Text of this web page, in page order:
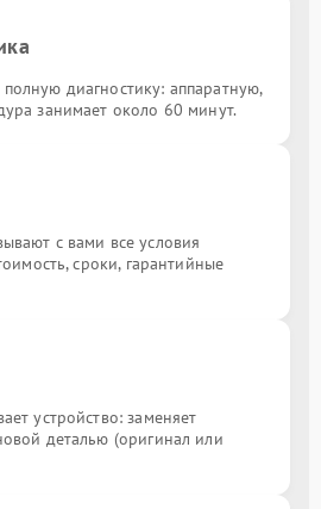
диагностику: аппаратную,
занимает около 60 минут.
с вами все условия
сроки, гарантийные
устройство: заменяет
деталью (оригинал или